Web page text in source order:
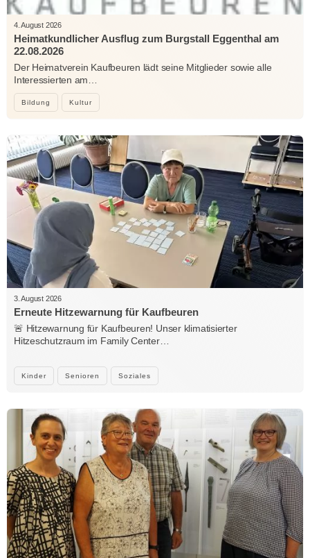
Bildung Kultur
4. August 2026
Heimatkundlicher Ausflug zum Burgstall Eggenthal am
22.08.2026
Der Heimatverein Kaufbeuren lädt seine Mitglieder sowie alle
Interessierten am…
Kinder Senioren Soziales
3. August 2026
Erneute Hitzewarnung für Kaufbeuren
🚨 Hitzewarnung für Kaufbeuren! Unser klimatisierter
Hitzeschutzraum im Family Center…